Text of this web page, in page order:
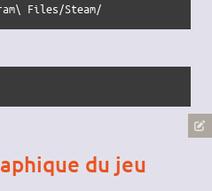
Files/Steam/
du jeu